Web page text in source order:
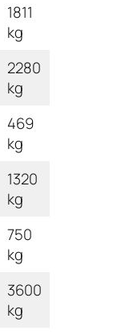
1811
kg
2280
kg
469
kg
1320
kg
750
kg
3600
kg